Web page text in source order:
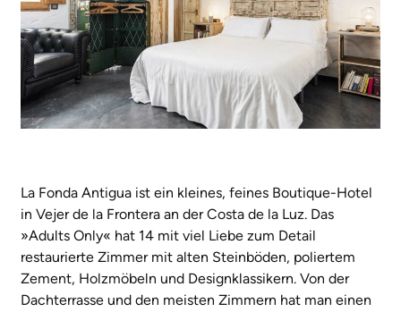
La Fonda Antigua ist ein kleines, feines Boutique-Hotel
in Vejer de la Frontera an der Costa de la Luz. Das
»Adults Only« hat 14 mit viel Liebe zum Detail
restaurierte Zimmer mit alten Steinböden, poliertem
Zement, Holzmöbeln und Designklassikern. Von der
Dachterrasse und den meisten Zimmern hat man einen